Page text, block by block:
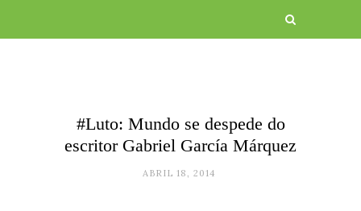
#Luto: Mundo se despede do
escritor Gabriel García Márquez
ABRIL 18, 2014